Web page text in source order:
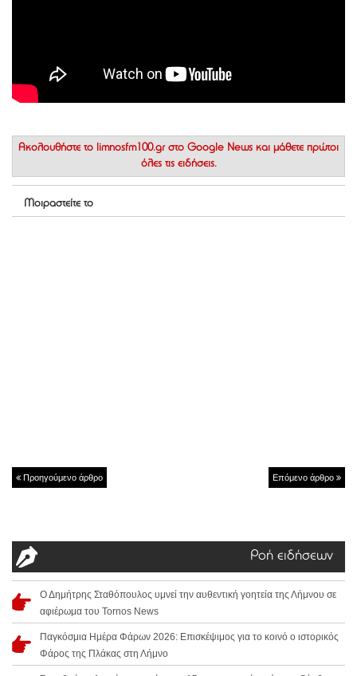
Ακολουθήστε το limnosfm100.gr στο Google News και μάθετε πρώτοι
όλες τις ειδήσεις.
Μοιραστείτε το
Προηγούμενο άρθρο Επόμενο άρθρο
Ροή ειδήσεων
Ο Δημήτρης Σταθόπουλος υμνεί την αυθεντική γοητεία της Λήμνου σε
αφιέρωμα του Tornos News
Παγκόσμια Ημέρα Φάρων 2026: Επισκέψιμος για το κοινό ο ιστορικός
Φάρος της Πλάκας στη Λήμνο